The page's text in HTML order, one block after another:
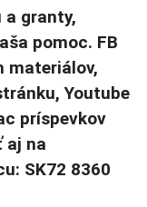
granty,
pomoc. FB
materiálov,
Youtube
príspevkov
aj na
SK72 8360